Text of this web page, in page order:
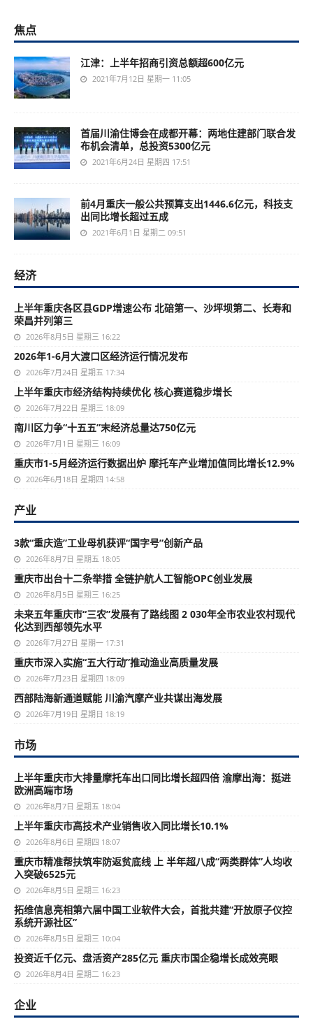
焦点
江津：上半年招商引资总额超600亿元
2021年7月12日 星期一 11:05
首届川渝住博会在成都开幕：两地住建部门联合发
布机会清单，总投资5300亿元
2021年6月24日 星期四 17:51
前4月重庆一般公共预算支出1446.6亿元，科技支
出同比增长超过五成
2021年6月1日 星期二 09:51
经济
上半年重庆各区县GDP增速公布 北碚第一、沙坪坝第二、长寿和
荣昌并列第三
2026年8月5日 星期三 16:22
2026年1-6月大渡口区经济运行情况发布
2026年7月24日 星期五 17:34
上半年重庆市经济结构持续优化 核心赛道稳步增长
2026年7月22日 星期三 18:09
南川区力争“十五五”末经济总量达750亿元
2026年7月1日 星期三 16:09
重庆市1-5月经济运行数据出炉 摩托车产业增加值同比增长12.9%
2026年6月18日 星期四 14:58
产业
3款“重庆造”工业母机获评“国字号”创新产品
2026年8月7日 星期五 18:05
重庆市出台十二条举措 全链护航人工智能OPC创业发展
2026年8月5日 星期三 16:25
未来五年重庆市“三农”发展有了路线图 2 030年全市农业农村现代
化达到西部领先水平
2026年7月27日 星期一 17:31
重庆市深入实施“五大行动”推动渔业高质量发展
2026年7月23日 星期四 18:09
西部陆海新通道赋能 川渝汽摩产业共谋出海发展
2026年7月19日 星期日 18:19
市场
上半年重庆市大排量摩托车出口同比增长超四倍 渝摩出海：挺进
欧洲高端市场
2026年8月7日 星期五 18:04
上半年重庆市高技术产业销售收入同比增长10.1%
2026年8月6日 星期四 18:07
重庆市精准帮扶筑牢防返贫底线 上 半年超八成“两类群体”人均收
入突破6525元
2026年8月5日 星期三 16:23
拓维信息亮相第六届中国工业软件大会，首批共建“开放原子仪控
系统开源社区”
2026年8月5日 星期三 10:04
投资近千亿元、盘活资产285亿元 重庆市国企稳增长成效亮眼
2026年8月4日 星期二 16:23
企业